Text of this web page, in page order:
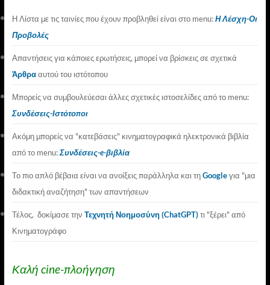
Η Λίστα με τις ταινίες που έχουν προβληθεί είναι στο menu:Η Λέσχη-Οι
Προβολές
Απαντήσεις για κάποιες ερωτήσεις, μπορεί να βρίσκεις σε σχετικά
Άρθρααυτού του ιστότοπου
Μπορείς να συμβουλεύεσαι άλλες σχετικές ιστοσελίδες από το menu:
Συνδέσεις-Ιστότοποι
Ακόμη μπορείς να "κατεβάσεις" κινηματογραφικά ηλεκτρονικά βιβλία
από το menu:Συνδέσεις-e-βιβλία
Το πιο απλό βέβαια είναι να ανοίξεις παράλληλα και τηGoogleγια "μια
διδακτική αναζήτηση" των απαντήσεων
Τέλος, δοκίμασε την Τεχνητή Νοημοσύνη (ChatGPT)τι "ξέρει" από
Κινηματογράφο
Καλή cine-πλοήγηση